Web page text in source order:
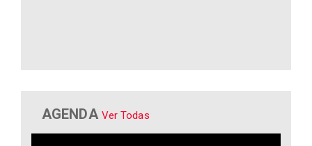
AGENDA Ver Todas